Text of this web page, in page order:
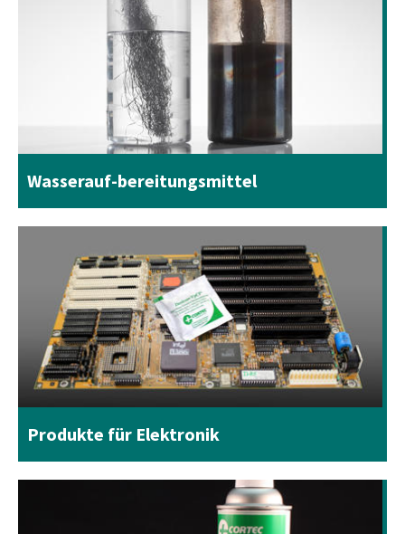
Wasserauf-bereitungsmittel
Produkte für Elektronik